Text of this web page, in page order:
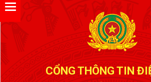
CỔNG THÔNG TIN